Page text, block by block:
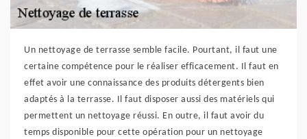
Un nettoyage de terrasse semble facile. Pourtant, il faut une
certaine compétence pour le réaliser efficacement. Il faut en
effet avoir une connaissance des produits détergents bien
adaptés à la terrasse. Il faut disposer aussi des matériels qui
permettent un nettoyage réussi. En outre, il faut avoir du
temps disponible pour cette opération pour un nettoyage